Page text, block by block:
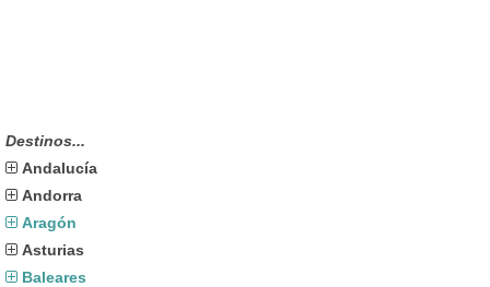
Destinos...
Andalucía
Andorra
Aragón
Asturias
Baleares